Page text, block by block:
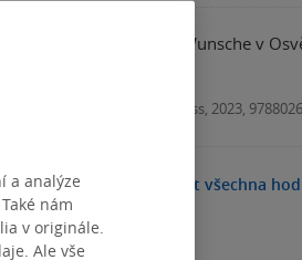
Franze Wunsche v Osvětimi,
Kniha, CPress, 2023,
Zobrazit všechna
a analýze
nám
v originále.
Ale vše